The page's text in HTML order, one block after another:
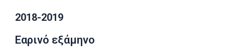
2018-2019
Εαρινό εξάμηνο